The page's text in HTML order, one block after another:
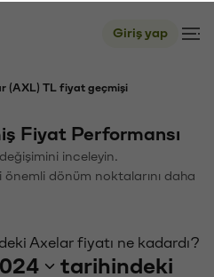
Giriş yap
(AXL) TL fiyat geçmişi
Fiyat Performansı
inceleyin.
önemli dönüm noktalarını daha
Axelar fiyatı ne kadardı?
tarihindeki